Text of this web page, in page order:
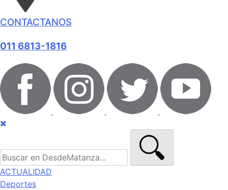
CONTACTANOS
011 6813-1816
ACTUALIDAD
Deportes